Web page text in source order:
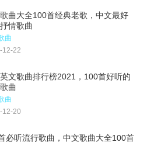
曲大全100首经典老歌，中文最好
情歌曲
曲
12-22
文歌曲排行榜2021，100首好听的
曲
曲
12-20
必听流行歌曲，中文歌曲大全100首